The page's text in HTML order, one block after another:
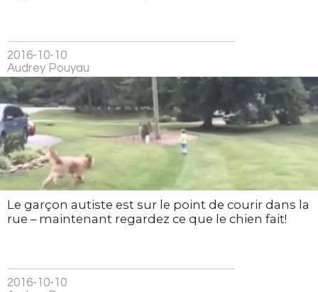
2016-10-10
Audrey Pouyau
Le garçon autiste est sur le point de courir dans la
rue – maintenant regardez ce que le chien fait!
2016-10-10